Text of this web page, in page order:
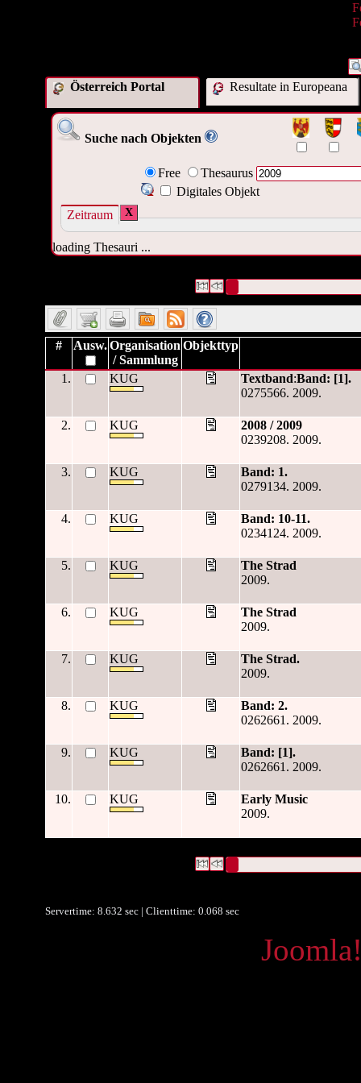
Österreich Portal Resultate in Europeana
Suche nach Objekten
Free
Thesaurus
Digitales Objekt
Zeitraum
X
loading Thesauri ...
# Ausw.Organisation
/ Sammlung
Objekttyp
1. KUG Textband:Band: [1].
0275566. 2009.
2. KUG
2008 / 2009
0239208. 2009.
3. KUG
Band: 1.
0279134. 2009.
4. KUG
Band: 10-11.
0234124. 2009.
5. KUG
The Strad
2009.
6. KUG
The Strad
2009.
7. KUG
The Strad.
2009.
8. KUG
Band: 2.
0262661. 2009.
9. KUG
Band: [1].
0262661. 2009.
10. KUG
Early Music
2009.
Servertime: 8.632 sec | Clienttime: 0.068 sec